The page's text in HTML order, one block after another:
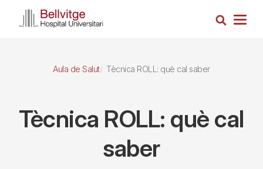
Cerca
Aula de Salut Tècnica ROLL: què cal saber
Tècnica ROLL: què cal
saber